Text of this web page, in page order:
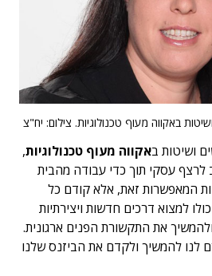
באקווה מעוף טכנולוגיות. צילום: יח"צ
ושיטות באקווה מעוף טכנולוגיות,
לרצף עסקי תוך כדי עבודה מהבית
המאפשרות זאת, אלא קודם כל
למצוא דרכים חדשות ויצירתיות
את התקשורת הפנים ארגונית.
להמשיך ולקדם את הביזנס שלנו